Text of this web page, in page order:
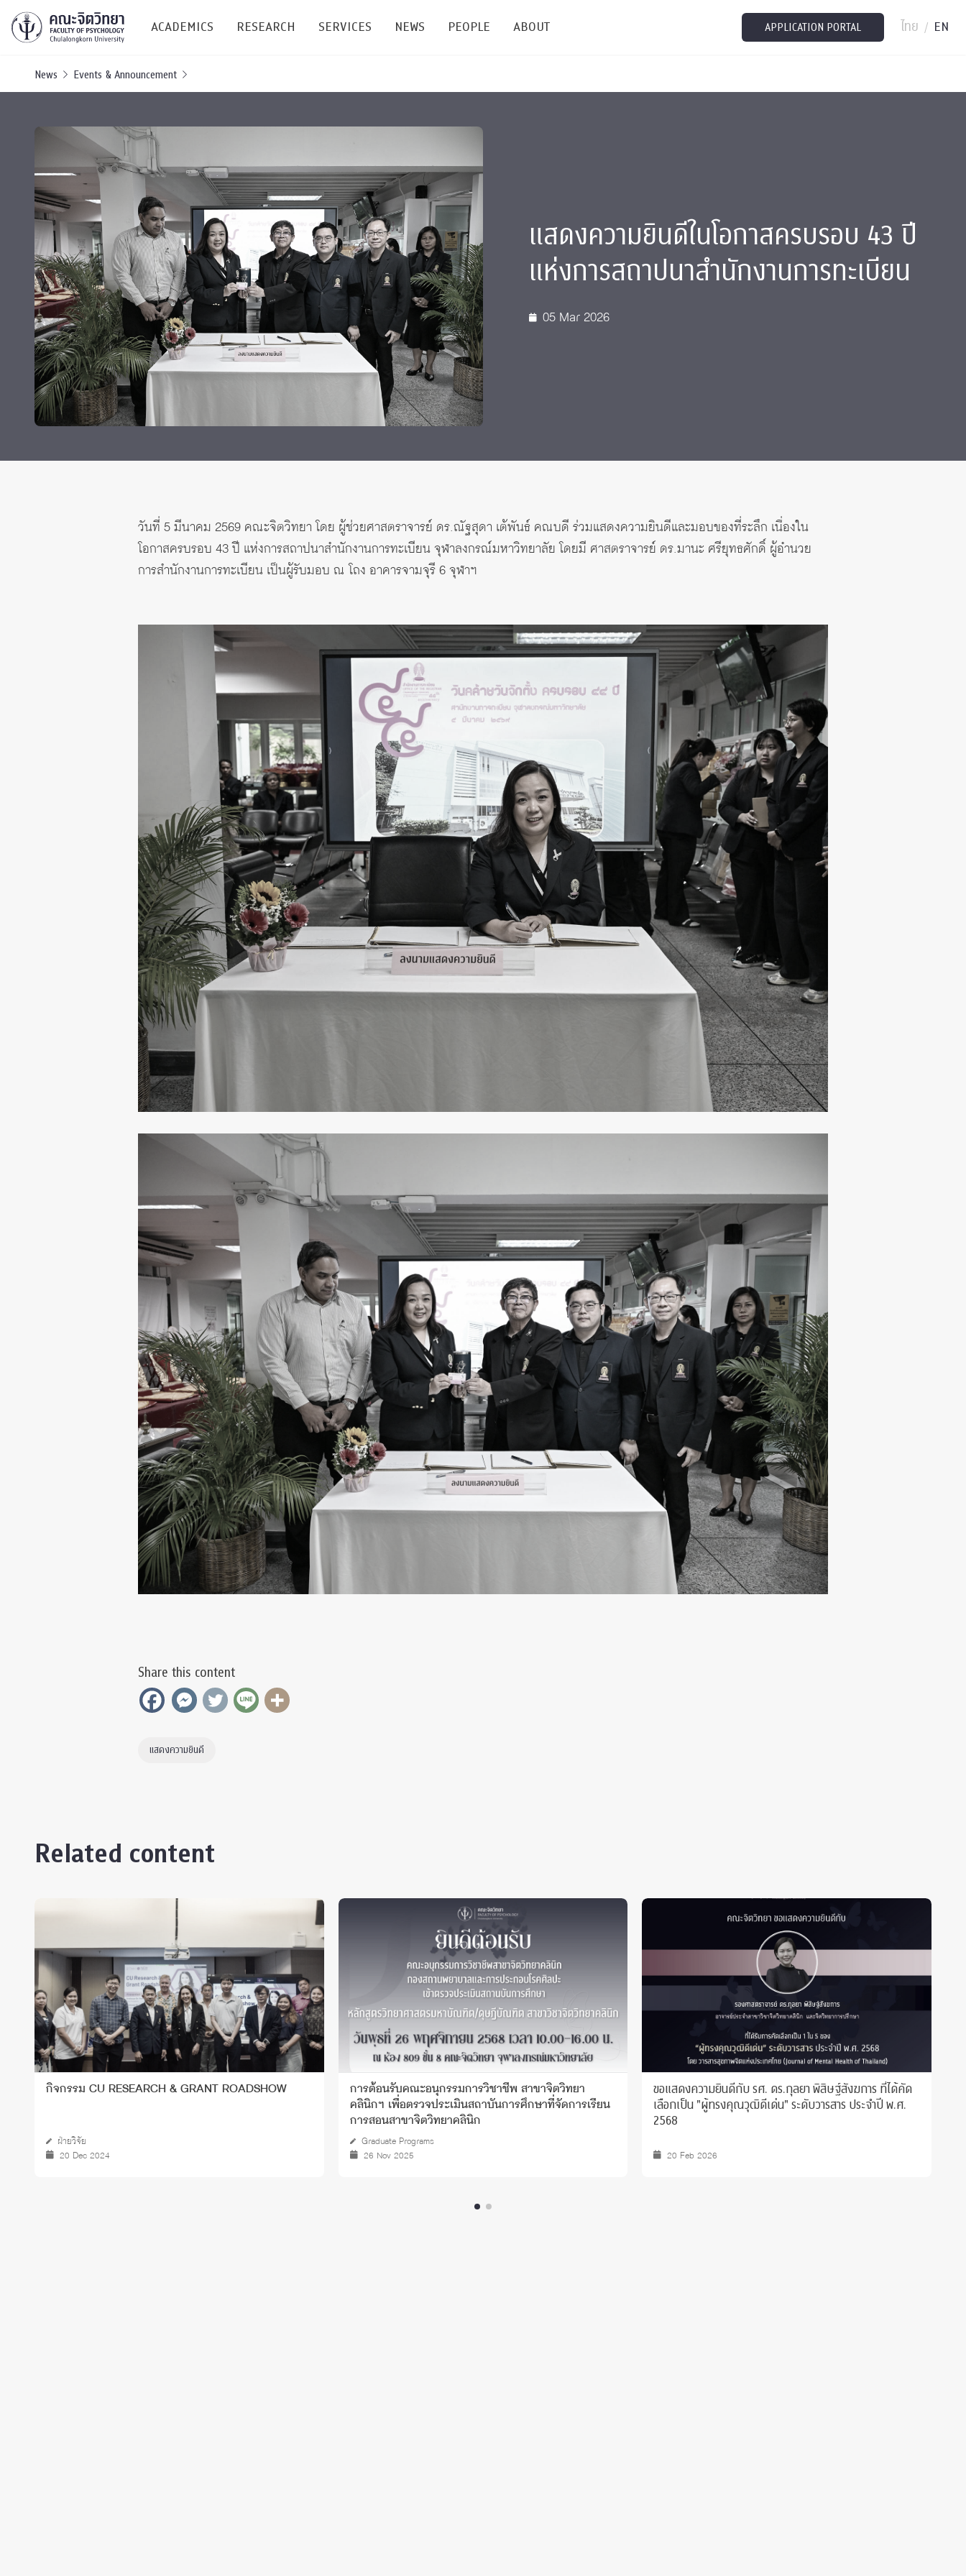
ACADEMICS
Bachelor of Science
(B.Sc.)
Master's and PhD
Current Students
RESEARCH
Research Publications
Conference
International Conference & Symposium
TICP 2023
SSBW Activities
Grants and Awards
SERVICES
PSY Stats Clinic
Wellness Center
Psychological Center for Effective Organization
Life Di
CU Radio
NEWS
Events & Announcement
Lectures & Talks
Workshops
Jobs
PEOPLE
Staffs
Post-docs
Management
ABOUT
Annual Reports
Contact Us
APPLICATION PORTAL ไทย / EN
News Events & Announcement
แสดงความยินดีในโอกาสครบรอบ 43 ปี
แห่งการสถาปนาสำนักงานการทะเบียน
05 Mar 2026
วันที่ 5 มีนาคม 2569 คณะจิตวิทยา โดย ผู้ช่วยศาสตราจารย์ ดร.ณัฐสุดา เต้พันธ์ คณบดี ร่วมแสดงความยินดีและมอบของที่ระลึก เนื่องใน
โอกาสครบรอบ 43 ปี แห่งการสถาปนาสำนักงานการทะเบียน จุฬาลงกรณ์มหาวิทยาลัย โดยมี ศาสตราจารย์ ดร.มานะ ศรียุทธศักดิ์ ผู้อำนวย
การสำนักงานการทะเบียน เป็นผู้รับมอบ ณ โถง อาคารจามจุรี 6 จุฬาฯ
Share this content
แสดงความยินดี
Related content
กิจกรรม CU RESEARCH & GRANT ROADSHOW
ฝ่ายวิจัย
20 Dec 2024
การต้อนรับคณะอนุกรรมการวิชาชีพ สาขาจิตวิทยา
คลินิกฯ เพื่อตรวจประเมินสถาบันการศึกษาที่จัดการเรียน
การสอนสาขาจิตวิทยาคลินิก
Graduate Programs
26 Nov 2025
ขอแสดงความยินดีกับ รศ. ดร.กุลยา พิสิษฐ์สังฆการ ที่ได้คัด
เลือกเป็น "ผู้ทรงคุณวุฒิดีเด่น" ระดับวารสาร ประจำปี พ.ศ.
2568
20 Feb 2026